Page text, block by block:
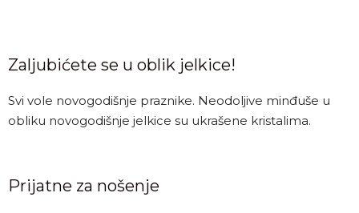
Zaljubićete se u oblik jelkice!
Svi vole novogodišnje praznike. Neodoljive minđuše u
obliku novogodišnje jelkice su ukrašene kristalima.
Prijatne za nošenje